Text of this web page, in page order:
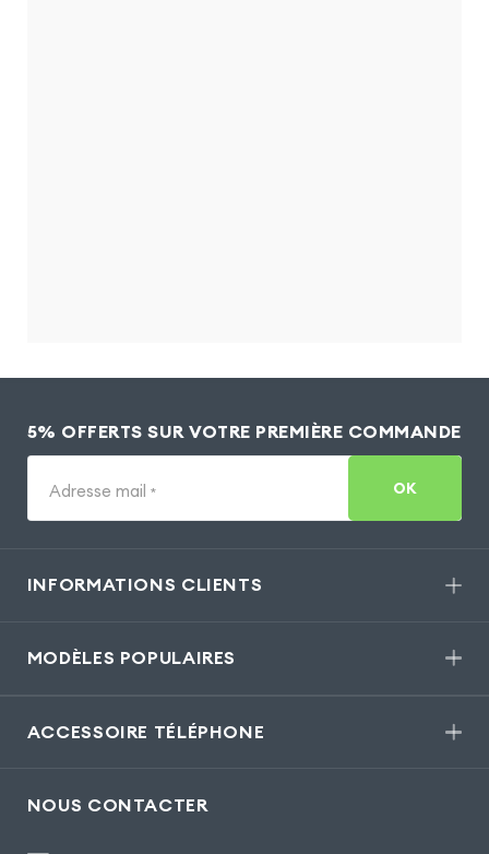
5% OFFERTS SUR VOTRE PREMIÈRE COMMANDE
Adresse mail * OK
INFORMATIONS CLIENTS
MODÈLES POPULAIRES
ACCESSOIRE TÉLÉPHONE
NOUS CONTACTER